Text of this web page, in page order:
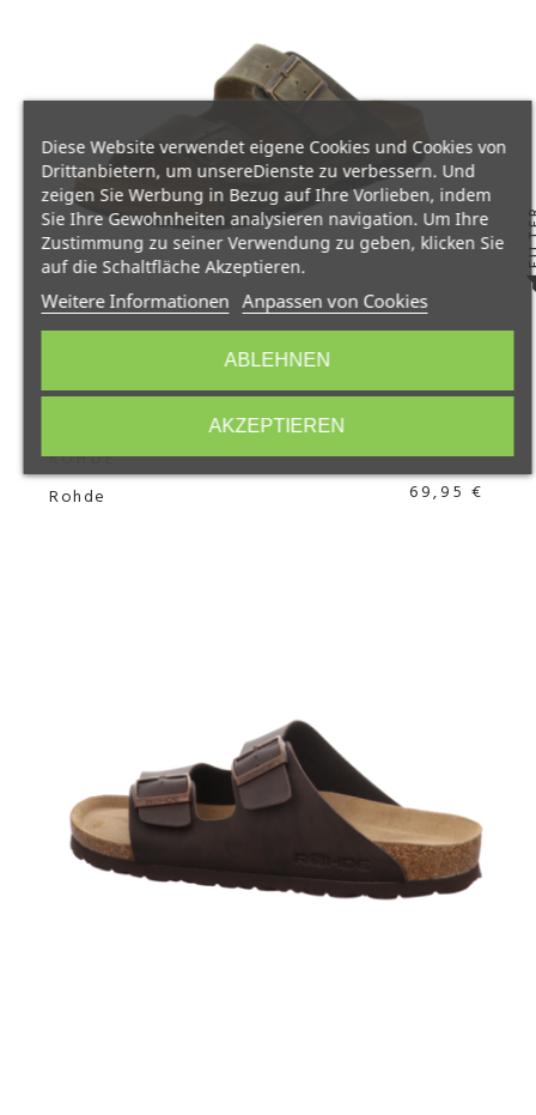
Diese Website verwendet eigene Cookies und Cookies von
Drittanbietern, um unsereDienste zu verbessern. Und
zeigen Sie Werbung in Bezug auf Ihre Vorlieben, indem
Sie Ihre Gewohnheiten analysieren navigation. Um Ihre
Zustimmung zu seiner Verwendung zu geben, klicken Sie
auf die Schaltfläche Akzeptieren.
Weitere Informationen Anpassen von Cookies
ABLEHNEN
AKZEPTIEREN
ROHDE
Rohde 69,95 €